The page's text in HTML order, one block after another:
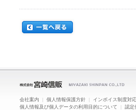
会社案内 | 個人情報保護方針 | インボイス制度対
個人情報及び個人データの利用目的について | 認定